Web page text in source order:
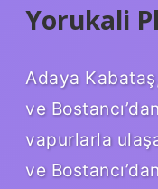
Yorukali
Adaya
ve
vapurlarla
ve